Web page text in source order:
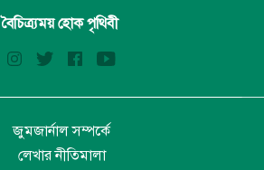
বৈচিত্র্যময় হোক পৃথিবী
জুমজার্নাল সম্পর্কে
লেখার নীতিমালা